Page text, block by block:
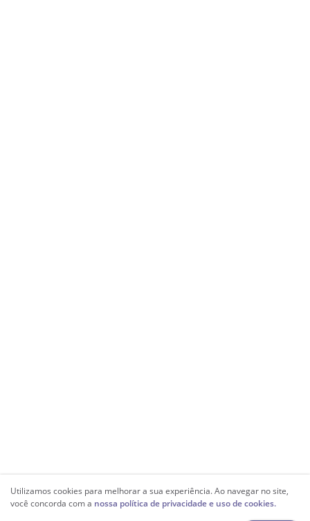
Utilizamos cookies para melhorar a sua experiência. Ao navegar no site,
você concorda com a nossa política de privacidade e uso de cookies.